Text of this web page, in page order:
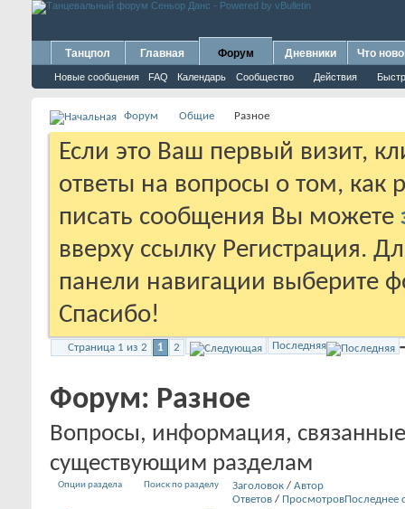
Танцпол Главная Форум
Новые сообщения FAQ Календарь Сообщество Действия
Дневники Что
Форум Общие Разное
Если это Ваш первый визит,
ответы на вопросы о том, как
писать сообщения Вы можете
вверху ссылку Регистрация.
панели навигации выберите
Спасибо!
Страница 1 из 2 1 2 Последняя
Форум: Разное
Вопросы, информация,
существующим разделам
Опции раздела Поиск по разделу Заголовок / Автор
Ответов / ПросмотровПоследнее